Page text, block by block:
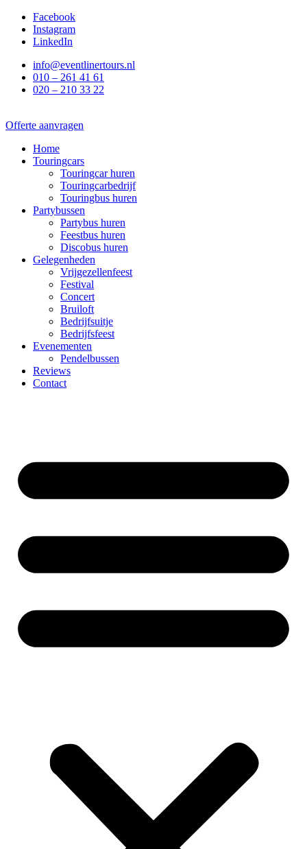
naar
Facebook
Instagram
LinkedIn
info@eventlinertours.nl
010 – 261 41 61
020 – 210 33 22
Offerte aanvragen
Home
Touringcars
Touringcar huren
Touringcarbedrijf
Touringbus huren
Partybussen
Partybus huren
Feestbus huren
Discobus huren
Gelegenheden
Vrijgezellenfeest
Festival
Concert
Bruiloft
Bedrijfsuitje
Bedrijfsfeest
Evenementen
Pendelbussen
Reviews
Contact